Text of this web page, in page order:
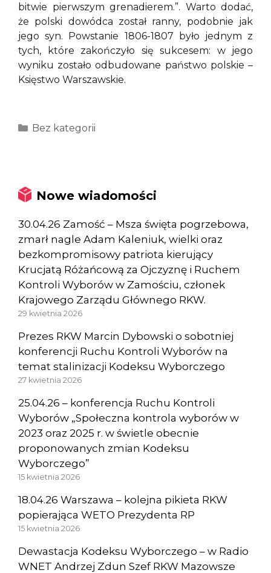
bitwie pierwszym grenadierem.”. Warto dodać,
że polski dowódca został ranny, podobnie jak
jego syn. Powstanie 1806-1807 było jednym z
tych, które zakończyło się sukcesem: w jego
wyniku zostało odbudowane państwo polskie –
Księstwo Warszawskie.
Kategorie
Bez kategorii
Nowe wiadomości
30.04.26 Zamość – Msza święta pogrzebowa,
zmarł nagle Adam Kaleniuk, wielki oraz
bezkompromisowy patriota kierujący
Krucjatą Różańcową za Ojczyznę i Ruchem
Kontroli Wyborów w Zamościu, członek
Krajowego Zarządu Głównego RKW.
29 kwietnia 2026
Prezes RKW Marcin Dybowski o sobotniej
konferencji Ruchu Kontroli Wyborów na
temat stalinizacji Kodeksu Wyborczego
27 kwietnia 2026
25.04.26 – konferencja Ruchu Kontroli
Wyborów „Społeczna kontrola wyborów w
2023 oraz 2025 r. w świetle obecnie
proponowanych zmian Kodeksu
Wyborczego”
15 kwietnia 2026
18.04.26 Warszawa – kolejna pikieta RKW
popierająca WETO Prezydenta RP
15 kwietnia 2026
Dewastacja Kodeksu Wyborczego – w Radio
WNET Andrzej Zdun Szef RKW Mazowsze